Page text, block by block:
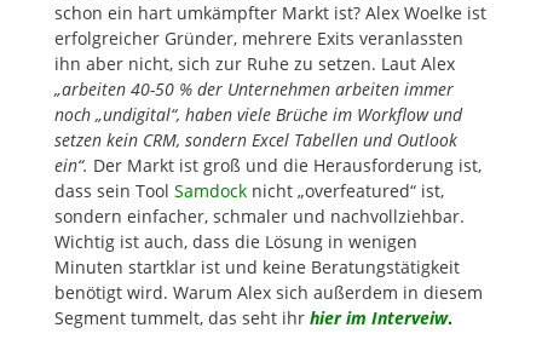
schon ein hart umkämpfter Markt ist? Alex Woelke ist
erfolgreicher Gründer, mehrere Exits veranlassten
ihn aber nicht, sich zur Ruhe zu setzen. Laut Alex
„arbeiten 40-50 % der Unternehmen arbeiten immer
noch „undigital“, haben viele Brüche im Workflow und
setzen kein CRM, sondern Excel Tabellen und Outlook
ein“. Der Markt ist groß und die Herausforderung ist,
dass sein Tool Samdocknicht „overfeatured“ ist,
sondern einfacher, schmaler und nachvollziehbar.
Wichtig ist auch, dass die Lösung in wenigen
Minuten startklar ist und keine Beratungstätigkeit
benötigt wird. Warum Alex sich außerdem in diesem
Segment tummelt, das seht ihr hier im Interveiw.